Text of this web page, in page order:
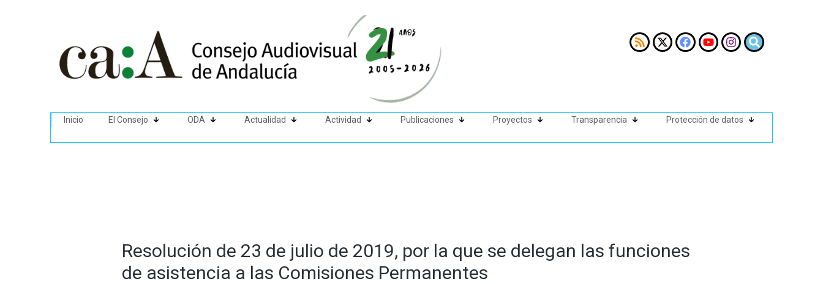
Inicio El Consejo ODA Actualidad Actividad Publicaciones Proyectos Transparencia Protección de datos
Resolución de 23 de julio de 2019, por la que se delegan las funciones
de asistencia a las Comisiones Permanentes